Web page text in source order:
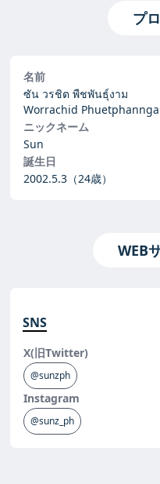
プ
名前
ซัน วรชิต พืชพันธุ์งาม
Worrachid
ニックネーム
Sun
誕生日
2002.5.3 （24歳）
WEB
SNS
X(旧Twitter)
@sunzph
Instagram
@sunz_ph